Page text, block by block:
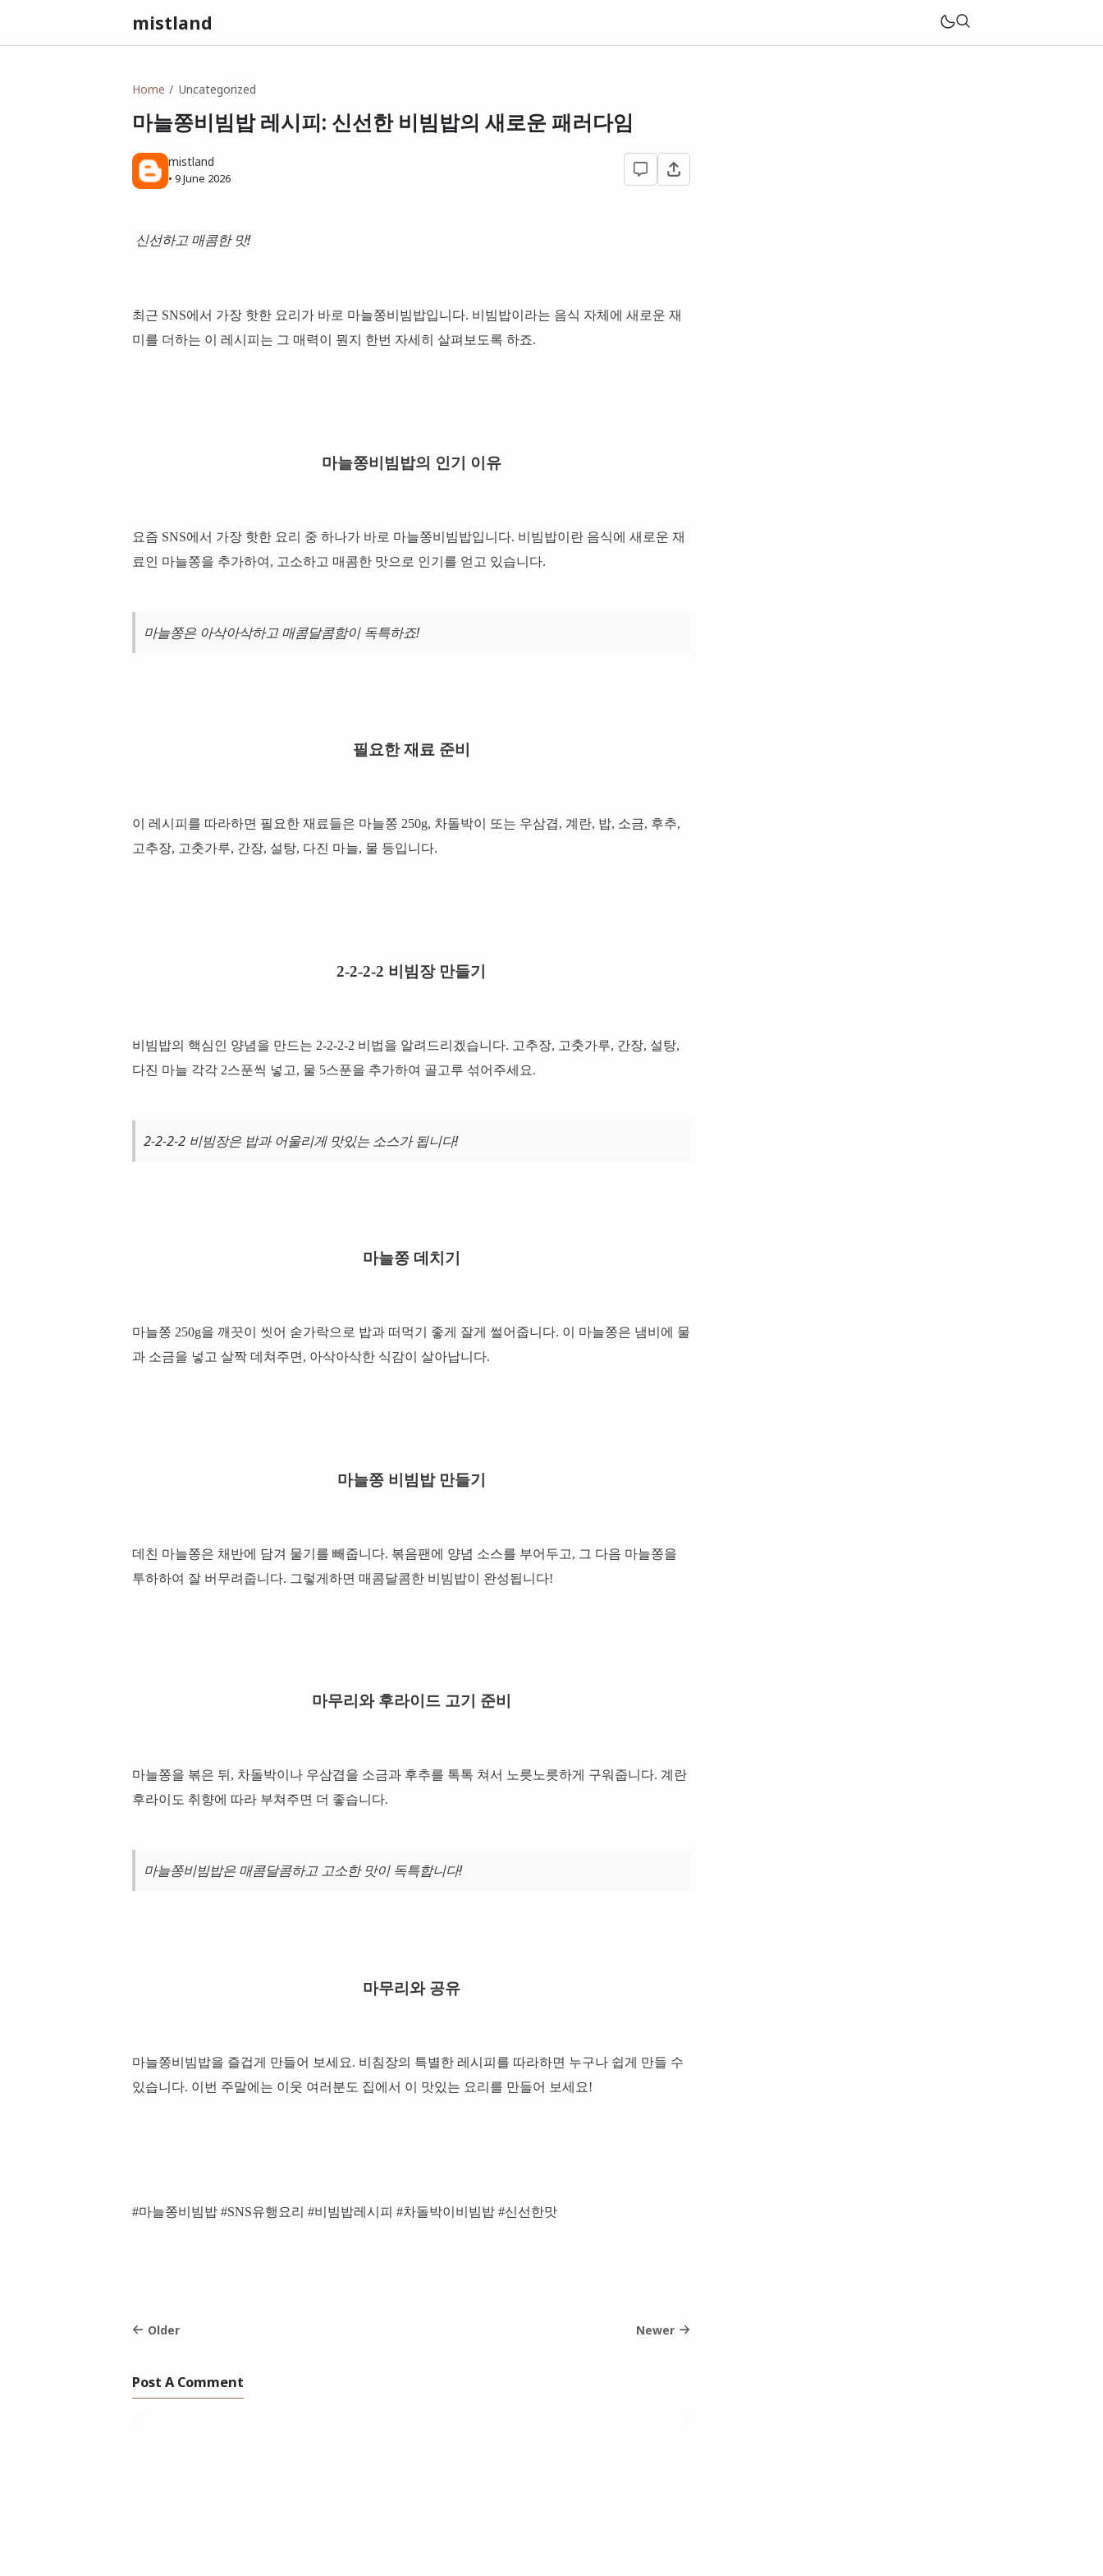
mistland
Home Uncategorized
마늘쫑비빔밥 레시피: 신선한 비빔밥의 새로운 패러다임
mistland
• 9 June 2026
신선하고 매콤한 맛!
최근 SNS에서 가장 핫한 요리가 바로 마늘쫑비빔밥입니다. 비빔밥이라는 음식 자체에 새로운 재
미를 더하는 이 레시피는 그 매력이 뭔지 한번 자세히 살펴보도록 하죠.
마늘쫑비빔밥의 인기 이유
요즘 SNS에서 가장 핫한 요리 중 하나가 바로 마늘쫑비빔밥입니다. 비빔밥이란 음식에 새로운 재
료인 마늘쫑을 추가하여, 고소하고 매콤한 맛으로 인기를 얻고 있습니다.
마늘쫑은 아삭아삭하고 매콤달콤함이 독특하죠!
필요한 재료 준비
이 레시피를 따라하면 필요한 재료들은 마늘쫑 250g, 차돌박이 또는 우삼겹, 계란, 밥, 소금, 후추,
고추장, 고춧가루, 간장, 설탕, 다진 마늘, 물 등입니다.
2-2-2-2 비빔장 만들기
비빔밥의 핵심인 양념을 만드는 2-2-2-2 비법을 알려드리겠습니다. 고추장, 고춧가루, 간장, 설탕,
다진 마늘 각각 2스푼씩 넣고, 물 5스푼을 추가하여 골고루 섞어주세요.
2-2-2-2 비빔장은 밥과 어울리게 맛있는 소스가 됩니다!
마늘쫑 데치기
마늘쫑 250g을 깨끗이 씻어 숟가락으로 밥과 떠먹기 좋게 잘게 썰어줍니다. 이 마늘쫑은 냄비에 물
과 소금을 넣고 살짝 데쳐주면, 아삭아삭한 식감이 살아납니다.
마늘쫑 비빔밥 만들기
데친 마늘쫑은 채반에 담겨 물기를 빼줍니다. 볶음팬에 양념 소스를 부어두고, 그 다음 마늘쫑을
투하하여 잘 버무려줍니다. 그렇게하면 매콤달콤한 비빔밥이 완성됩니다!
마무리와 후라이드 고기 준비
마늘쫑을 볶은 뒤, 차돌박이나 우삼겹을 소금과 후추를 톡톡 쳐서 노릇노릇하게 구워줍니다. 계란
후라이도 취향에 따라 부쳐주면 더 좋습니다.
마늘쫑비빔밥은 매콤달콤하고 고소한 맛이 독특합니다!
마무리와 공유
마늘쫑비빔밥을 즐겁게 만들어 보세요. 비침장의 특별한 레시피를 따라하면 누구나 쉽게 만들 수
있습니다. 이번 주말에는 이웃 여러분도 집에서 이 맛있는 요리를 만들어 보세요!
#마늘쫑비빔밥 #SNS유행요리 #비빔밥레시피 #차돌박이비빔밥 #신선한맛
Older Newer
Post A Comment